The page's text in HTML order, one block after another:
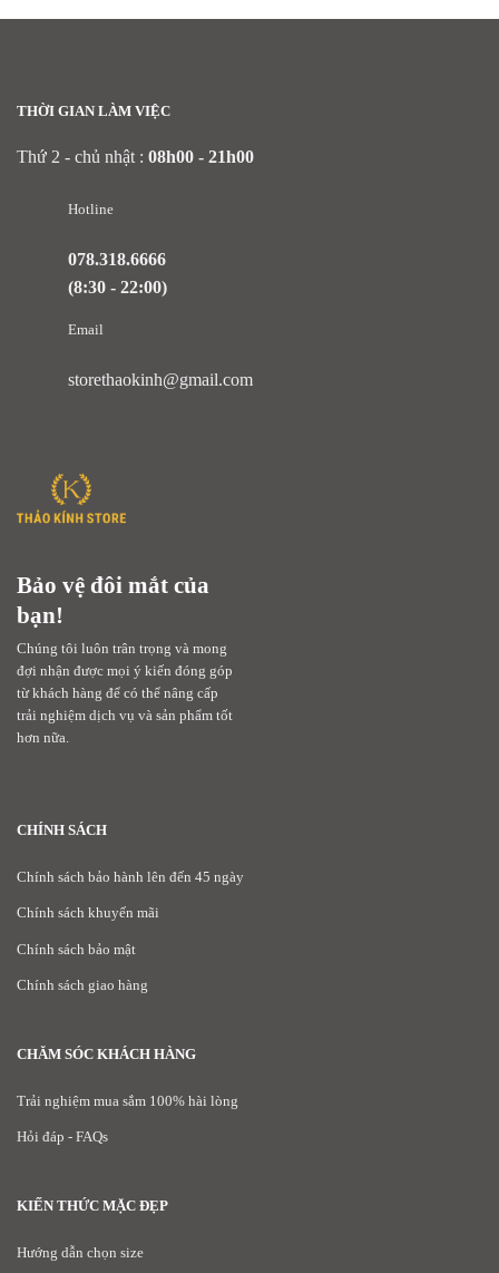
Bảo vệ đôi mắt của
bạn!
Chúng tôi luôn trân trọng và mong
đợi nhận được mọi ý kiến đóng góp
từ khách hàng để có thể nâng cấp
trải nghiệm dịch vụ và sản phẩm tốt
hơn nữa.
THỜI GIAN LÀM VIỆC
Thứ 2 - chủ nhật : 08h00 - 21h00
Hotline
078.318.6666
(8:30 - 22:00)
Email
storethaokinh@gmail.com
CHÍNH SÁCH
Chính sách bảo hành lên đến 45 ngày
Chính sách khuyến mãi
Chính sách bảo mật
Chính sách giao hàng
CHĂM SÓC KHÁCH HÀNG
Trải nghiệm mua sắm 100% hài lòng
Hỏi đáp - FAQs
KIẾN THỨC MẶC ĐẸP
Hướng dẫn chọn size